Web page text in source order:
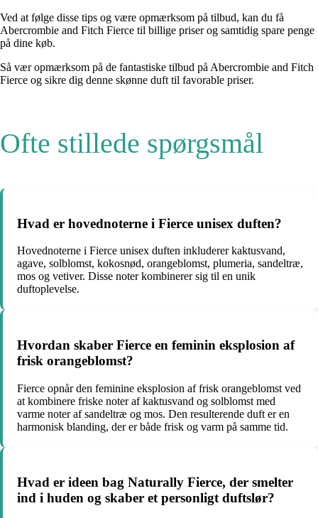
Ved at følge disse tips og være opmærksom på tilbud, kan du få
Abercrombie and Fitch Fierce til billige priser og samtidig spare penge
på dine køb.
Så vær opmærksom på de fantastiske tilbud på Abercrombie and Fitch
Fierce og sikre dig denne skønne duft til favorable priser.
Ofte stillede spørgsmål
Hvad er hovednoterne i Fierce unisex duften?
Hovednoterne i Fierce unisex duften inkluderer kaktusvand,
agave, solblomst, kokosnød, orangeblomst, plumeria, sandeltræ,
mos og vetiver. Disse noter kombinerer sig til en unik
duftoplevelse.
Hvordan skaber Fierce en feminin eksplosion af
frisk orangeblomst?
Fierce opnår den feminine eksplosion af frisk orangeblomst ved
at kombinere friske noter af kaktusvand og solblomst med
varme noter af sandeltræ og mos. Den resulterende duft er en
harmonisk blanding, der er både frisk og varm på samme tid.
Hvad er ideen bag Naturally Fierce, der smelter
ind i huden og skaber et personligt duftslør?